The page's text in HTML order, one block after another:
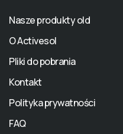
Nasze produkty old
O Activesol
Pliki do pobrania
Kontakt
Polityka prywatności
FAQ